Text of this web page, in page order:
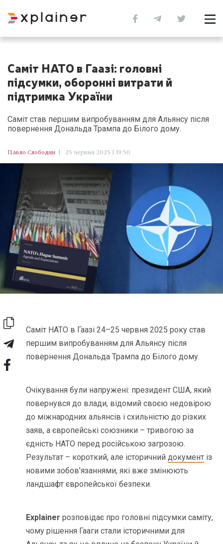
Саміт НАТО в Гаазі: головні
підсумки, оборонні витрати й
підтримка України
Саміт став першим випробуванням для Альянсу після
повернення Дональда Трампа до Білого дому.
Павло Слободян 25 червня 2025 | 19:50
Саміт НАТО в Гаазі 24–25 червня 2025 року став
першим випробуванням для Альянсу після
повернення Дональда Трампа до Білого дому.
Очікування були напружені: президент США, який
повернувся до влади, відомий своєю недовірою
до міжнародних альянсів і схильністю до різких
заяв, а європейські союзники – тривогою за
єдність НАТО перед російською загрозою.
Результат – короткий, але історичний документ із
новими зобов’язаннями, які вже змінюють
ландшафт європейської безпеки.
Explainer розповідає про головні підсумки саміту,
чому рішення Гааги стали історичними для